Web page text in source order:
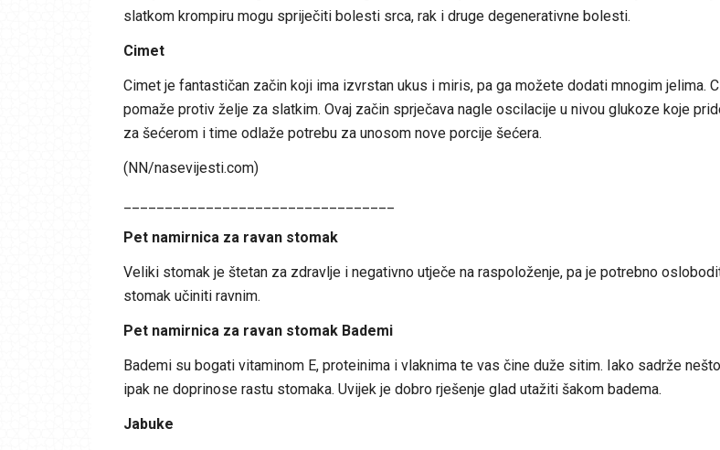
slatkom krompiru mogu spriječiti bolesti srca, rak i druge degenerativne bolesti.
Cimet
Cimet je fantastičan začin koji ima izvrstan ukus i miris, pa ga možete dodati mnogim jelima.
pomaže protiv želje za slatkim. Ovaj začin sprječava nagle oscilacije u nivou glukoze koje
za šećerom i time odlaže potrebu za unosom nove porcije šećera.
(NN/nasevijesti.com)
Pet namirnica za ravan stomak
Veliki stomak je štetan za zdravlje i negativno utječe na raspoloženje, pa je potrebno
stomak učiniti ravnim.
Pet namirnica za ravan stomak Bademi
Bademi su bogati vitaminom E, proteinima i vlaknima te vas čine duže sitim. Iako sadrže
ipak ne doprinose rastu stomaka. Uvijek je dobro rješenje glad utažiti šakom badema.
Jabuke